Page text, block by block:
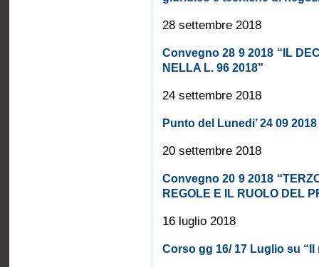
28 settembre 2018
Convegno 28 9 2018 “IL
NELLA L. 96 2018”
24 settembre 2018
Punto del Lunedi’ 24 09
20 settembre 2018
Convegno 20 9 2018
REGOLE E IL RUOLO DEL
16 luglio 2018
Corso gg 16/ 17 Luglio su